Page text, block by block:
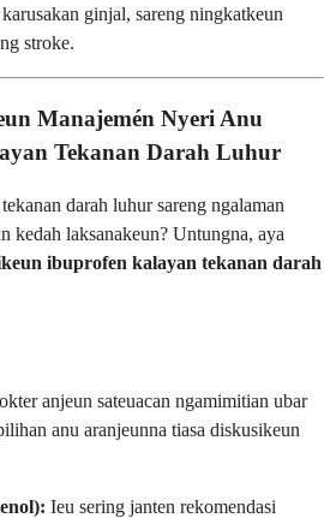
ginjal, sareng ningkatkeun
stroke.
Manajemén Nyeri Anu
Tekanan Darah Luhur
darah luhur sareng ngalaman
kedah laksanakeun? Untungna, aya
ibuprofen kalayan tekanan darah
anjeun sateuacan ngamimitian ubar
anu aranjeunna tiasa diskusikeun
Ieu sering janten rekomendasi